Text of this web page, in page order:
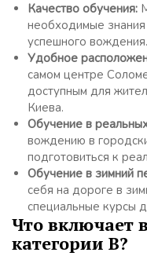
Качество обучения:
необходимые
успешного вождения.
Удобное
самом центре
доступным для
Киева.
Обучение в
вождению в
подготовиться к
Обучение в зимний
себя на дороге в
специальные курсы
Что включает
категории B?